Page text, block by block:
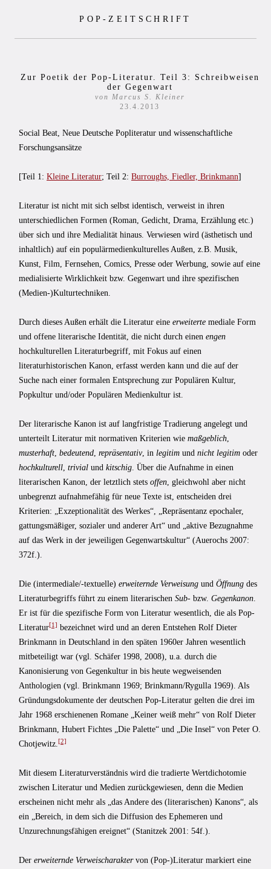
POP-ZEITSCHRIFT
Zur Poetik der Pop-Literatur. Teil 3: Schreibweisen
der Gegenwart
von Marcus S. Kleiner
23.4.2013
Social Beat, Neue Deutsche Popliteratur und wissenschaftliche
Forschungsansätze
[Teil 1: Kleine Literatur; Teil 2: Burroughs, Fiedler, Brinkmann]
Literatur ist nicht mit sich selbst identisch, verweist in ihren
unterschiedlichen Formen (Roman, Gedicht, Drama, Erzählung etc.)
über sich und ihre Medialität hinaus. Verwiesen wird (ästhetisch und
inhaltlich) auf ein populärmedienkulturelles Außen, z.B. Musik,
Kunst, Film, Fernsehen, Comics, Presse oder Werbung, sowie auf eine
medialisierte Wirklichkeit bzw. Gegenwart und ihre spezifischen
(Medien-)Kulturtechniken.
Durch dieses Außen erhält die Literatur eine erweiterte mediale Form
und offene literarische Identität, die nicht durch einen engen
hochkulturellen Literaturbegriff, mit Fokus auf einen
literaturhistorischen Kanon, erfasst werden kann und die auf der
Suche nach einer formalen Entsprechung zur Populären Kultur,
Popkultur und/oder Populären Medienkultur ist.
Der literarische Kanon ist auf langfristige Tradierung angelegt und
unterteilt Literatur mit normativen Kriterien wie maßgeblich
musterhaft bedeutend repräsentativ, in legitim und nicht legitim oder
hochkulturell trivial und kitschig . Über die Aufnahme in einen
literarischen Kanon, der letztlich stets offen , gleichwohl aber nicht
unbegrenzt aufnahmefähig für neue Texte ist, entscheiden drei
Kriterien: „Exzeptionalität des Werkes“, „Repräsentanz epochaler,
gattungsmäßiger, sozialer und anderer Art“ und „aktive Bezugnahme
auf das Werk in der jeweiligen Gegenwartskultur“ (Auerochs 2007:
372f.).
Die (intermediale/-textuelle) erweiternde Verweisung und Öffnung des
Literaturbegriffs führt zu einem literarischen Sub- bzw. Gegenkanon
Er ist für die spezifische Form von Literatur wesentlich, die als Pop-
Literatur[1] bezeichnet wird und an deren Entstehen Rolf Dieter
Brinkmann in Deutschland in den späten 1960er Jahren wesentlich
mitbeteiligt war (vgl. Schäfer 1998, 2008), u.a. durch die
Kanonisierung von Gegenkultur in bis heute wegweisenden
Anthologien (vgl. Brinkmann 1969; Brinkmann/Rygulla 1969). Als
Gründungsdokumente der deutschen Pop-Literatur gelten die drei im
Jahr 1968 erschienenen Romane „Keiner weiß mehr“ von Rolf Dieter
Brinkmann, Hubert Fichtes „Die Palette“ und „Die Insel“ von Peter O.
Chotjewitz. [2]
Mit diesem Literaturverständnis wird die tradierte Wertdichotomie
zwischen Literatur und Medien zurückgewiesen, denn die Medien
erscheinen nicht mehr als „das Andere des (literarischen) Kanons“, als
ein „Bereich, in dem sich die Diffusion des Ephemeren und
Unzurechnungsfähigen ereignet“ (Stanitzek 2001: 54f.).
Der erweiternde Verweischaraktervon (Pop-)Literatur markiert eine